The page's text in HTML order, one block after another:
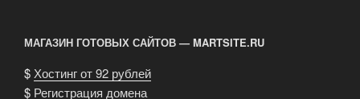
МАГАЗИН ГОТОВЫХ САЙТОВ — MARTSITE.RU
$Хостинг от 92 рублей
$ Регистрация домена